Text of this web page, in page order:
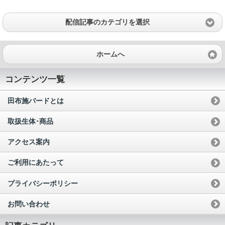
配信記事のカテゴリを選択
ホームへ
コンテンツ一覧
田布施バードとは
取扱生体･商品
アクセス案内
ご利用にあたって
プライバシーポリシー
お問い合わせ